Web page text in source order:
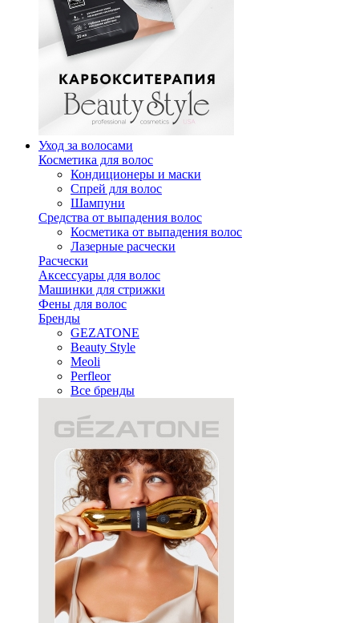
Уход за волосами
Косметика для волос
Кондиционеры и маски
Спрей для волос
Шампуни
Средства от выпадения волос
Косметика от выпадения волос
Лазерные расчески
Расчески
Аксессуары для волос
Машинки для стрижки
Фены для волос
Бренды
GEZATONE
Beauty Style
Meoli
Perfleor
Все бренды